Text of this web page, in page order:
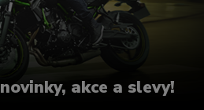
akce a slevy!